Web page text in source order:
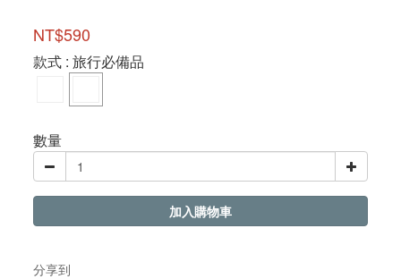
NT$590
款式 : 旅行必備品
數量
加入購物車
分享到